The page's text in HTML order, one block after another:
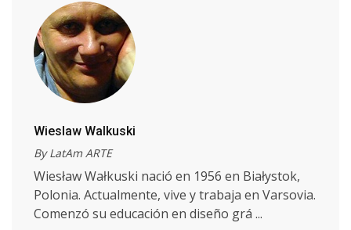
Wieslaw Walkuski
By LatAm ARTE
Wiesław Wałkuski nació en 1956 en Białystok,
Polonia. Actualmente, vive y trabaja en Varsovia.
Comenzó su educación en diseño grá ...